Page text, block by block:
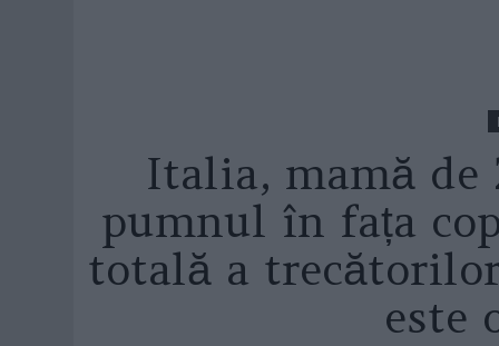
Italia, mamă de
pumnul în fața
totală a
este